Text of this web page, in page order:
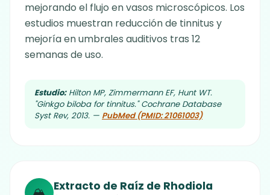
mejorando el flujo en vasos microscópicos. Los
estudios muestran reducción de tinnitus y
mejoría en umbrales auditivos tras 12
semanas de uso.
Estudio:Hilton MP, Zimmermann EF, Hunt WT.
"Ginkgo biloba for tinnitus." Cochrane Database
Syst Rev, 2013. — PubMed (PMID: 21061003)
Extracto de Raíz de Rhodiola